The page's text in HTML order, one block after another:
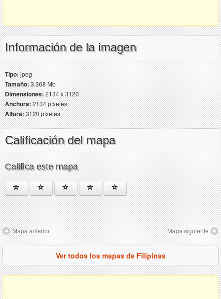
Información de la imagen
Tipo:jpeg
Tamaño:3.368 Mb
Dimensiones:2134 x 3120
Anchura:2134 píxeles
Altura:3120 píxeles
Calificación del mapa
Califica este mapa
Mapa anterior Mapa siguiente
Ver todos los mapas de Filipinas